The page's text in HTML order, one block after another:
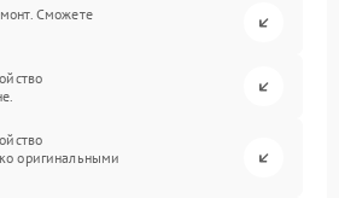
Сможете
оригинальными